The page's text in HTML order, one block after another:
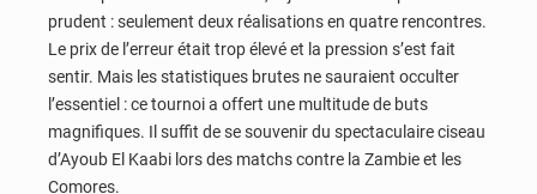
prudent : seulement deux réalisations en quatre rencontres.
Le prix de l’erreur était trop élevé et la pression s’est fait
sentir. Mais les statistiques brutes ne sauraient occulter
l’essentiel : ce tournoi a offert une multitude de buts
magnifiques. Il suffit de se souvenir du spectaculaire ciseau
d’Ayoub El Kaabi lors des matchs contre la Zambie et les
Comores.